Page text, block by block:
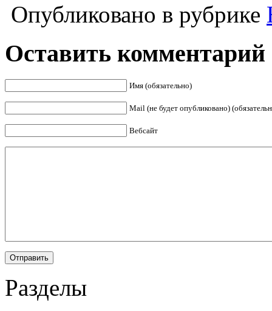
Опубликовано в рубрике
Оставить комментарий
Имя (обязательно)
Mail (не будет опубликовано)
Вебсайт
Разделы